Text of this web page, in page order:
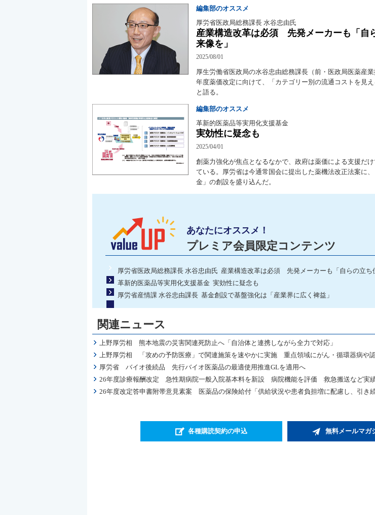
編集部のオススメ
厚労省医政局総務課長 水谷忠由氏
産業構造改革は必須 先発メーカーも「自
来像を」
2025/08/01
厚生労働省医政局の水谷忠由総務課長（前・医政局医薬産
年度薬価改定に向けて、「カテゴリー別の流通コストを見
と語る。
編集部のオススメ
革新的医薬品等実用化支援基金
実効性に疑念も
2025/04/01
創薬力強化が焦点となるなかで、政府は薬価による支援だ
ている。厚労省は今通常国会に提出した薬機法改正法案に
金」の創設を盛り込んだ。
あなたにオススメ！
プレミア会員限定コンテンツ
厚労省医政局総務課長 水谷忠由氏 産業構造改革は必須 先発メーカーも「自らの立ち
革新的医薬品等実用化支援基金 実効性に疑念も
厚労省産情課 水谷忠由課長 基金創設で基盤強化は「産業界に広く裨益」
関連ニュース
上野厚労相 熊本地震の災害関連死防止へ「自治体と連携しながら全力で対応」
上野厚労相 「攻めの予防医療」で関連施策を速やかに実施 重点領域にがん・循環器病や
厚労省 バイオ後続品 先行バイオ医薬品の最適使用推進GLを適用へ
26年度診療報酬改定 急性期病院一般入院基本料を新設 病院機能を評価 救急搬送など実
26年度改定答申書附帯意見素案 医薬品の保険給付「供給状況や患者負担増に配慮し、引き続
各種購読契約の申込 無料メールマガ